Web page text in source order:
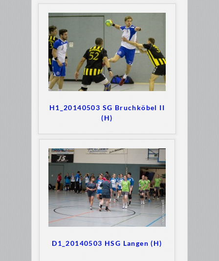
H1_20140503 SG Bruchköbel II
(H)
D1_20140503 HSG Langen (H)